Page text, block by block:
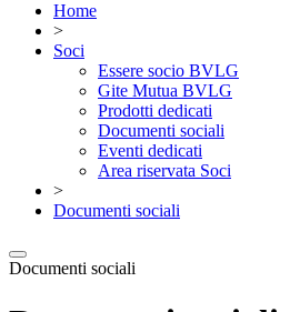
Home
>
Soci
Essere socio BVLG
Gite Mutua BVLG
Prodotti dedicati
Documenti sociali
Eventi dedicati
Area riservata Soci
>
Documenti sociali
Documenti sociali